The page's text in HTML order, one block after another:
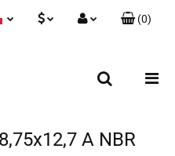
(0)
A NBR